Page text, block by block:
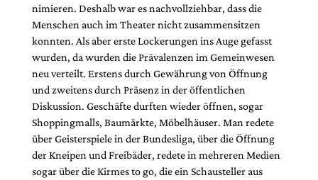
nimieren. Deshalb war es nachvollziehbar, dass die
Menschen auch im Theater nicht zusammensitzen
konnten. Als aber erste Lockerungen ins Auge gefasst
wurden, da wurden die Prävalenzen im Gemeinwesen
neu verteilt. Erstens durch Gewährung von Öffnung
und zweitens durch Präsenz in der öffentlichen
Diskussion. Geschäfte durften wieder öffnen, sogar
Shoppingmalls, Baumärkte, Möbelhäuser. Man re­dete
über Geisterspiele in der Bundesliga, über die Öffnung
der Kneipen und Frei­bäder, redete in mehreren Medien
sogar über die Kirmes to go, die ein Schausteller aus